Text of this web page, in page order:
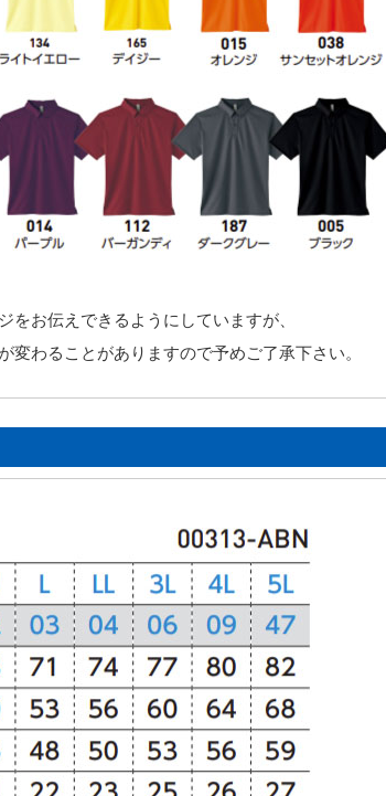
お伝えできるようにしていますが、
変わることがありますので予めご了承下さい。